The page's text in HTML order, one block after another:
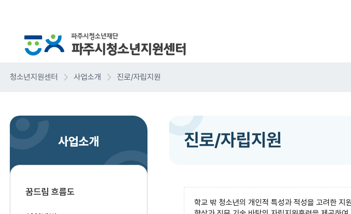
청소년지원센터 사업소개 진로/자립지원
사업소개
꿈드림 흐름도
진로/자립지원
학교 밖 청소년의 개인적 특성과 적성을 고려한 지